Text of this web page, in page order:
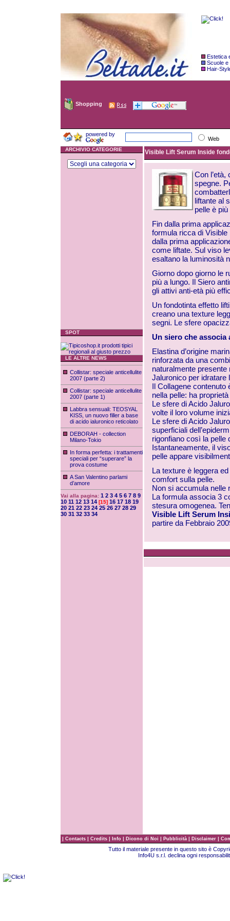
Estetica
Scuole e
Hair-
Shopping
powered by
Web
ARCHIVIO CATEGORIE
SPOT
LE ALTRE NEWS
Collistar: speciale anticellulite
2007 (parte 2)
Collistar: speciale anticellulite
2007 (parte 1)
Labbra sensuali: TEOSYAL
KISS, un nuovo filler a base
di acido ialuronico reticolato
DEBORAH - collection
Milano-Tokio
In forma perfetta: i trattamenti
speciali per “superare” la
prova costume
A San Valentino parlami
d’amore
Vai alla pagina: 1 2 3 4 5 6 7 8 9
10 11 12 13 14 [15] 16 17 18 19
20 21 22 23 24 25 26 27 28 29
30 31 32 33 34
Visible Lift Serum Inside
Con
spegne.
liftante al
pelle è
Fin dalla prima
formula ricca di
dalla prima
come liftate. Sul viso
esaltano la luminosità
Giorno dopo giorno le
più a lungo. Il Siero
gli attivi anti-età più
Un fondotinta effetto
creano una texture
segni. Le sfere
Un siero che
Elastina d’origine
rinforzata da una
naturalmente
Jaluronico per idratare
Il Collagene contenuto
nella pelle: ha
Le sfere di Acido
volte il loro volume
Le sfere di Acido
superficiali
rigonfiano così la pelle
Istantaneamente, il
pelle appare
La texture è leggera
comfort sulla pelle.
Non si accumula nelle
La formula associa 3
stesura omogenea.
Visible Lift Serum
partire da Febbraio
| Contacts | Credits | Info | Dicono di Noi | Pubblicità | Disclaimer |
Tutto il materiale presente in questo sito è
Info4U s.r.l. declina ogni